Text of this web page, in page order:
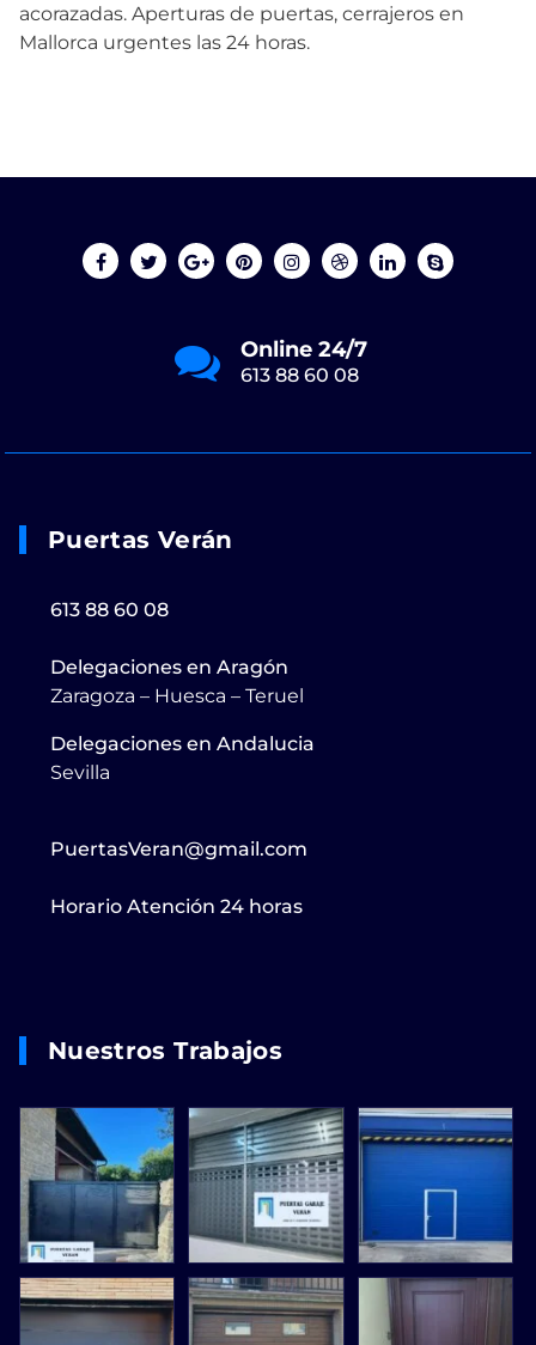
acorazadas. Aperturas de puertas, cerrajeros en
Mallorca urgentes las 24 horas.
Online 24/7
613 88 60 08
Puertas Verán
613 88 60 08
Delegaciones en Aragón
Zaragoza – Huesca – Teruel
Delegaciones en Andalucia
Sevilla
PuertasVeran@gmail.com
Horario Atención 24 horas
Nuestros Trabajos